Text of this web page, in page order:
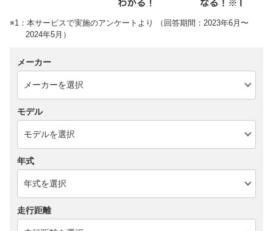
※1：本サービスで実施のアンケートより （回答期間：2023年6月〜
2024年5月）
メーカー
モデル
年式
走行距離